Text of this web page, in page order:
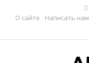
О сайте
Написать нам